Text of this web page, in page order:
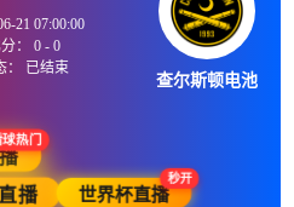
21 07:00:00
： 0- 0
：
已结束
查尔斯顿电池
球热门
播 世界杯直播
秒开